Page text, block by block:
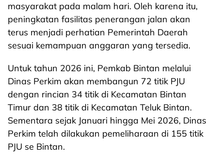
masyarakat pada malam hari. Oleh karena itu,
peningkatan fasilitas penerangan jalan akan
terus menjadi perhatian Pemerintah Daerah
sesuai kemampuan anggaran yang tersedia.
Untuk tahun 2026 ini, Pemkab Bintan melalui
Dinas Perkim akan membangun 72 titik PJU
dengan rincian 34 titik di Kecamatan Bintan
Timur dan 38 titik di Kecamatan Teluk Bintan.
Sementara sejak Januari hingga Mei 2026, Dinas
Perkim telah dilakukan pemeliharaan di 155 titik
PJU se Bintan.